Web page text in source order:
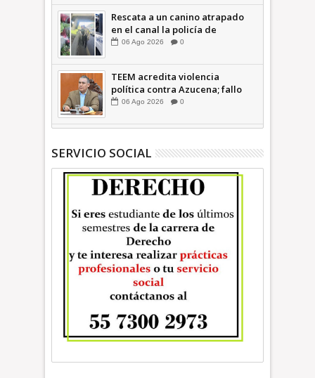
Rescata a un canino atrapado
en el canal la policía de
Ecatepec INFORMATIVA
06 Ago 2026 0
TEEM acredita violencia
política contra Azucena; fallo
confirma guerra sucia: Octavio
06 Ago 2026 0
SERVICIO SOCIAL